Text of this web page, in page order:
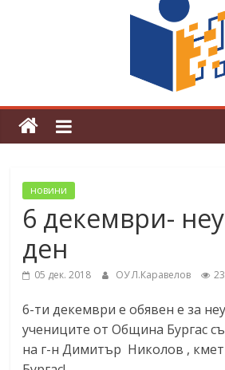
Магията на Андерсен
„Любен
новини
6 декември-
ден
05 дек. 2018 ОУ Л.Каравелов
6-ти декември е обявен е за
учениците от Община Бургас
на г-н Димитър Николов ,